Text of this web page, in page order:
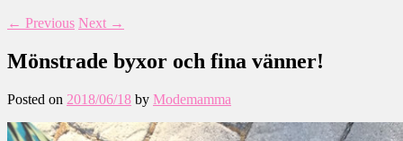
← Previous Next →
Mönstrade byxor och fina vänner!
Posted on 2018/06/18 by Modemamma